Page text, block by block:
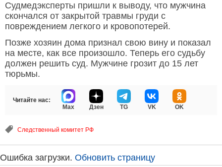
Судмедэксперты пришли к выводу, что мужчина
скончался от закрытой травмы груди с
повреждением легкого и кровопотерей.
Позже хозяин дома признал свою вину и показал
на месте, как все произошло. Теперь его судьбу
должен решить суд. Мужчине грозит до 15 лет
тюрьмы.
Читайте нас:
Max
Дзен TG VK OK
Следственный комитет РФ
Ошибка загрузки. Обновить страницу